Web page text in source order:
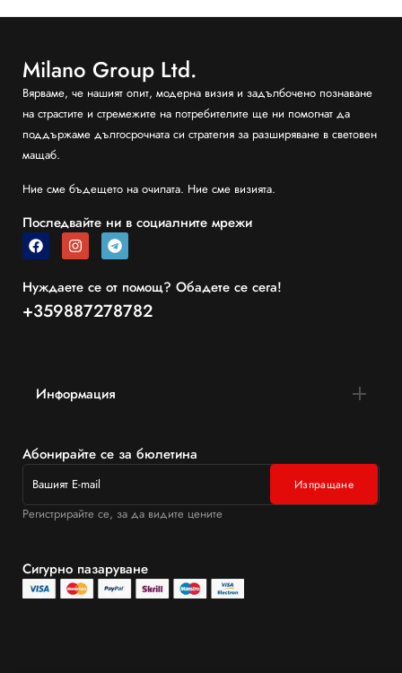
Milano Group Ltd.
Вярваме, че нашият опит, модерна визия и задълбочено познаване
на страстите и стремежите на потребителите ще ни помогнат да
поддържаме дългосрочната си стратегия за разширяване в световен
мащаб.
Ние сме бъдещето на очилата. Ние сме визията.
Последвайте ни в социалните мрежи
Нуждаете се от помощ? Обадете се сега!
+359887278782
Информация
Абонирайте се за бюлетина
Регистрирайте се, за да видите цените
Сигурно пазаруване